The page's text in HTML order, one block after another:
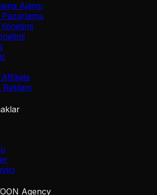
Ajansı
Reklam
Agency